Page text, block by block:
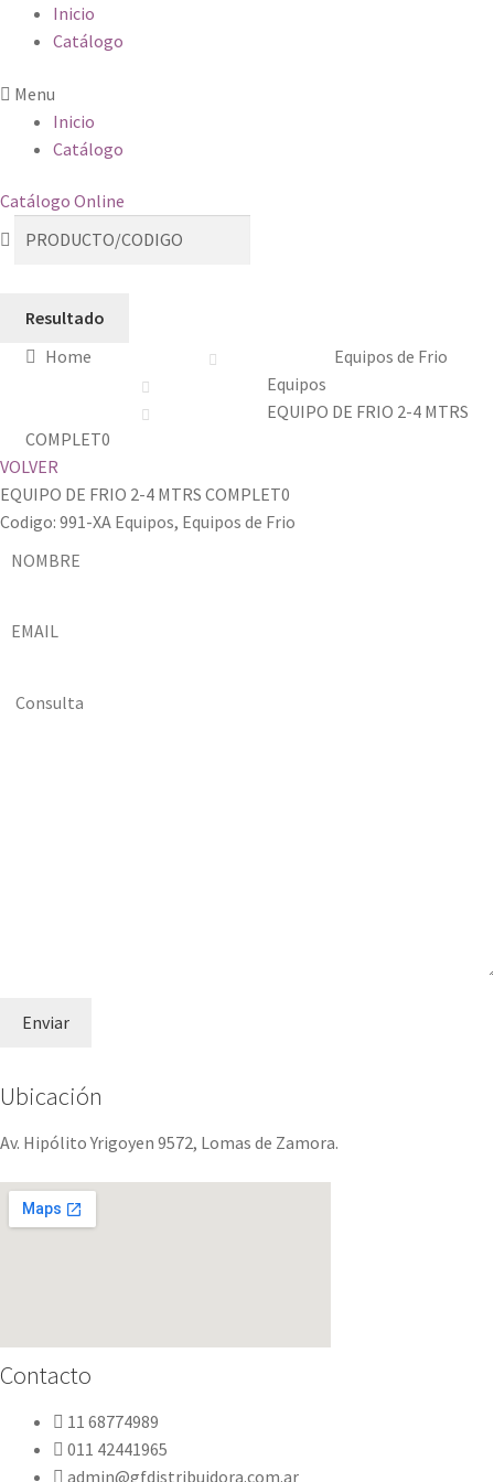
Inicio
Catálogo
Menu
Inicio
Catálogo
Catálogo Online
Resultado
Home
Equipos de Frio
Equipos
EQUIPO DE FRIO 2-4 MTRS
COMPLET0
VOLVER
EQUIPO DE FRIO 2-4 MTRS COMPLET0
Codigo: 991-XA Equipos, Equipos de Frio
Ubicación
Av. Hipólito Yrigoyen 9572, Lomas de Zamora.
Contacto
11 68774989
011 42441965
admin@gfdistribuidora.com.ar